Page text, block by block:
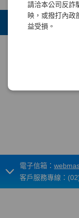
請洽本公司反詐
映，或撥打內政
益受損。
電子信箱：
客戶服務專線：